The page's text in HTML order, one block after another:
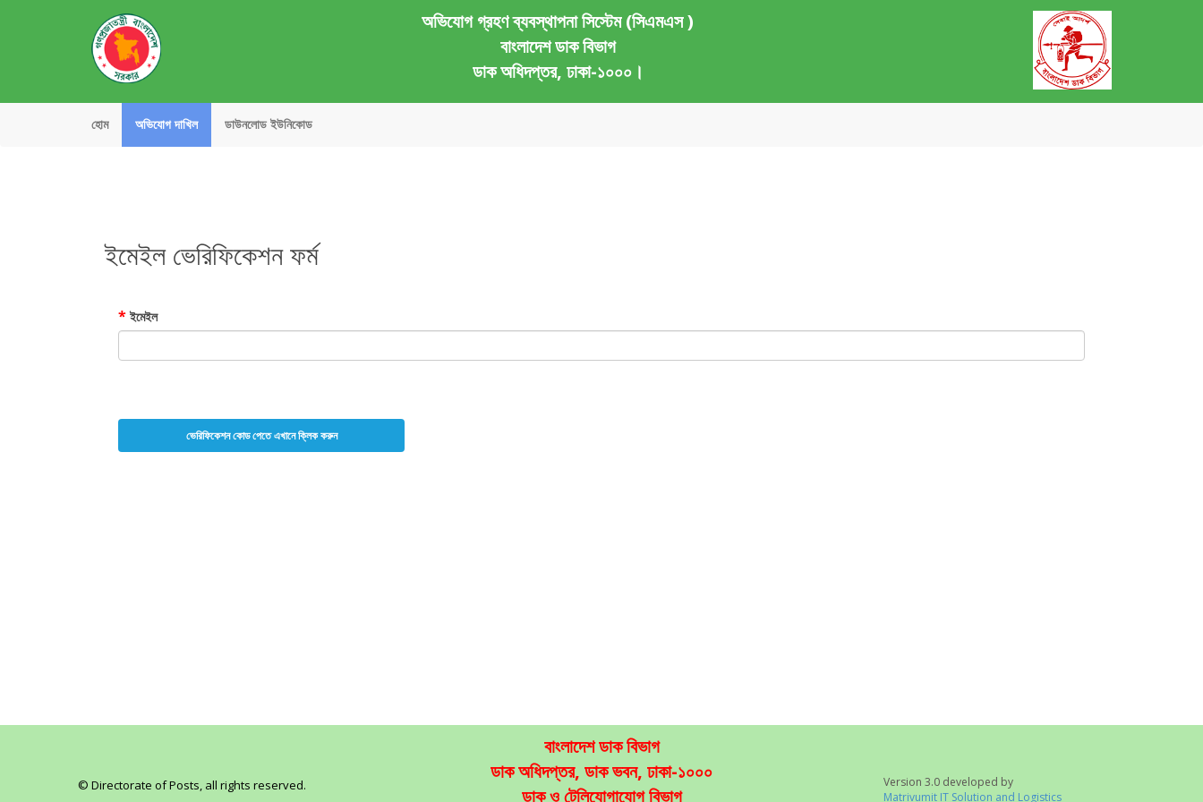
অভিযোগ গ্রহণ ব্যবস্থাপনা সিস্টেম (সিএমএস )
বাংলাদেশ ডাক বিভাগ
ডাক অধিদপ্তর, ঢাকা-১০০০।
হোম অভিযোগ দাখিল ডাউনলোড ইউনিকোড
ইমেইল ভেরিফিকেশন ফর্ম
*ইমেইল
© Directorate of Posts, all rights reserved.
বাংলাদেশ ডাক বিভাগ
ডাক অধিদপ্তর, ডাক ভবন, ঢাকা-১০০০
ডাক ও টেলিযোগাযোগ বিভাগ
Version 3.0 developed by
Matrivumit IT Solution and Logistics